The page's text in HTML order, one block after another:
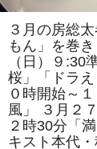
ま
す。
体
験
教
室
も
あ
り
ま
す。
は
３月の房総
もん」を巻
（日）９:30
桜」「ドラ
０時開始～
風」 ３月２
２時30分「
キスト本代